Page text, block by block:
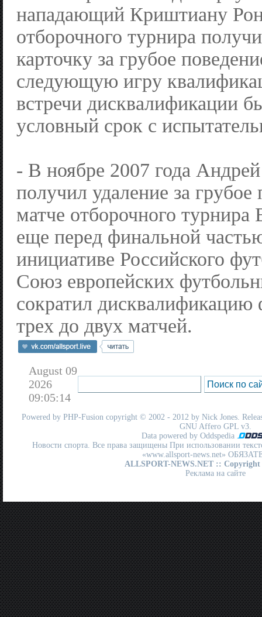
нападающий Криштиану
отборочного турнира
карточку за грубое
следующую игру
встречи дисквалификации
условный срок с
- В ноябре 2007 года
получил удаление за грубое
матче отборочного турнира
еще перед финальной
инициативе Российского
Союз европейских
сократил дисквалификацию
трех до двух матчей.
August 09
2026
09:05:14
Powered by PHP-Fusion copyright © 2002 - 2012 by Nick Jones.
GNU Affero GPL v3.
Data powered by Oddspedia
Новости спорта. Все права защищены При использовании
«www.allsport-news.net»
ALLSPORT-NEWS.NET :: Copyright
Реклама на сайте